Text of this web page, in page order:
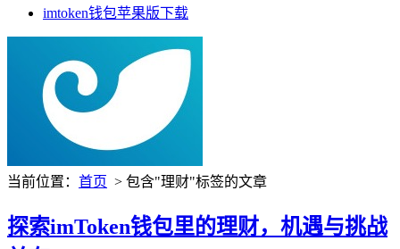
imtoken钱包苹果版下载
当前位置： 首页 > 包含"理财"标签的文章
探索imToken钱包里的理财，机遇与挑战